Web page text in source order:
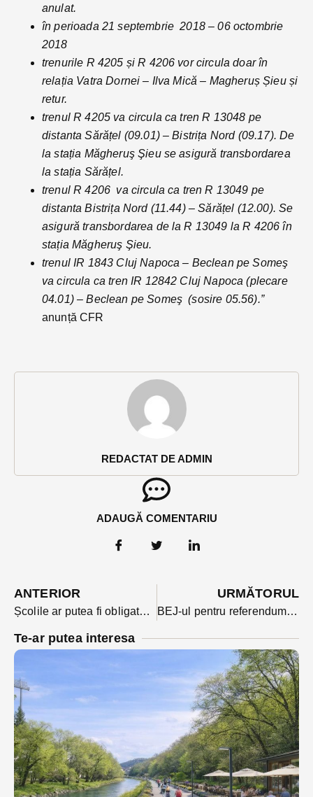
REDACTAT DE ADMIN
ADAUGĂ COMENTARIU
anulat.
în perioada 21 septembrie 2018 – 06 octombrie
2018
trenurile R 4205 și R 4206 vor circula doar în
relația Vatra Dornei – Ilva Mică – Magheruș Șieu și
retur.
trenul R 4205 va circula ca tren R 13048 pe
distanta Sărățel (09.01) – Bistrița Nord (09.17). De
la stația Măgheruş Şieu se asigură transbordarea
la stația Sărățel.
trenul R 4206 va circula ca tren R 13049 pe
distanta Bistrița Nord (11.44) – Sărățel (12.00). Se
asigură transbordarea de la R 13049 la R 4206 în
stația Măgheruş Şieu.
trenul IR 1843 Cluj Napoca – Beclean pe Someş
va circula ca tren IR 12842 Cluj Napoca (plecare
04.01) – Beclean pe Someş (sosire 05.56).”
anunță CFR
ANTERIOR
Școlile ar putea fi obligate să asigure elevilor dulapuri individuale pentru manuale și rechizite. Un proiect de lege e în dezbaterea parlamentarilor
URMĂTORUL
BEJ-ul pentru referendum s-a format pe repede înainte
Te-ar putea interesa